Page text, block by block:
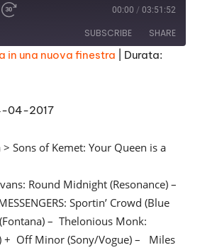
00:00 / 03:51:52
SUBSCRIBE SHARE
in una nuova finestra
Durata:
04-2017
Sons of Kemet: Your Queen is a
Round Midnight (Resonance) –
Sportin’ Crowd (Blue
– Thelonious Monk:
+ Off Minor (Sony/Vogue) – Miles